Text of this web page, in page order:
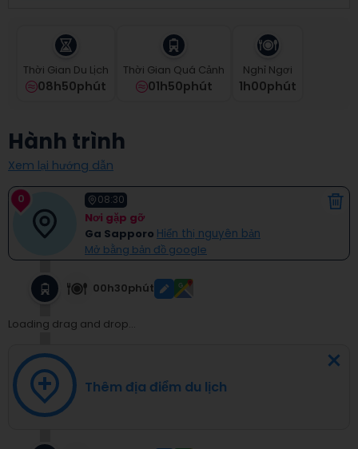
the
question
to
get
the
keyboard
shortcuts
for
changing
Thời Gian Du Lịch
08h50phút
Thời Gian Quá Cảnh
01h50phút
Nghỉ Ngơi
1H00Phút
Hành trình
Xem lại hướng dẫn
0 08:30
Nơi gặp gỡ
Ga Sapporo Hiển thị nguyên bản
Mở bằng bản đồ google
00h30phút
Loading drag and drop...
Thêm địa điểm du lịch